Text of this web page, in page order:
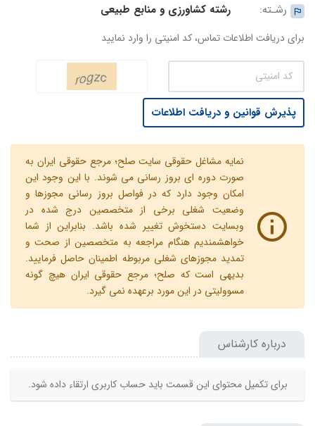
رشـته:
رشته کشاورزی و منابع طبیعی
برای دریافت اطلاعات تماس، کد امنیتی را وارد نمایید
پذیرش قوانین و دریافت اطلاعات
نمایه مشاغل حقوقی سایت صلح؛ مرجع حقوقی ایران به
صورت دوره ای بروز رسانی می شوند. با این وجود این
امکان وجود دارد که در فواصل بروز رسانی مجوزها و
وضعیت شغلی برخی از متخصصین درج شده در
وبسایت دستخوش تغییر شده باشد. بنابراین از شما
خواهشمندیم هنگام مراجعه به متخصصین از صحت و
تمدید مجوزهای شغلی مربوطه اطمینان حاصل فرمایید.
بدیهی است که صلح؛ مرجع حقوقی ایران هیچ گونه
مسوولیتی در این مورد برعهده نمی گیرد.
درباره کارشناس
برای تکمیل محتوای این قسمت باید حساب کاربری ارتقاء داده شود.